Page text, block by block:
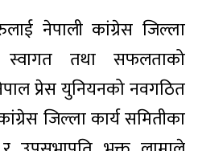
नेपाली कांग्रेस जिल्ला
स्वागत तथा सफलताको
प्रेस युनियनको नवगठित
जिल्ला कार्य समितीका